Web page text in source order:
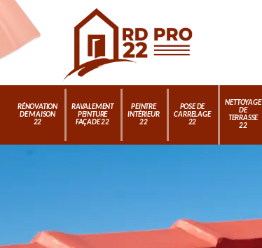
RÉNOVATION
DE MAISON
22
RAVALEMENT
PEINTURE
FAÇADE 22
PEINTRE
INTÉRIEUR
22
POSE DE
CARRELAGE
22
NETTOYAGE
DE
TERRASSE
22